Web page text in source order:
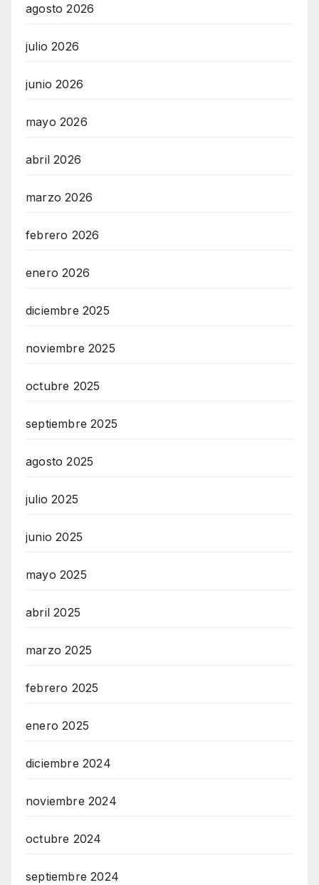
agosto 2026
julio 2026
junio 2026
mayo 2026
abril 2026
marzo 2026
febrero 2026
enero 2026
diciembre 2025
noviembre 2025
octubre 2025
septiembre 2025
agosto 2025
julio 2025
junio 2025
mayo 2025
abril 2025
marzo 2025
febrero 2025
enero 2025
diciembre 2024
noviembre 2024
octubre 2024
septiembre 2024